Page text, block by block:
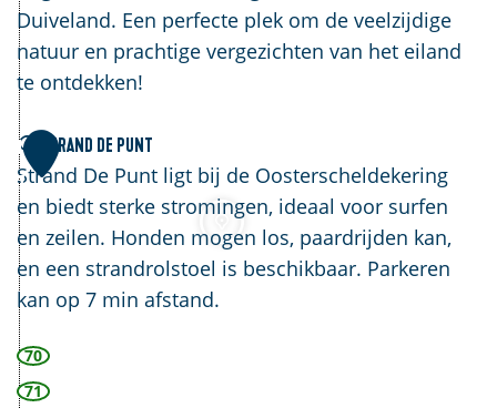
s
t
e
d
e
o
l
e
k
B
u
r
g
h
Duiveland. Een perfecte plek om de veelzijdige
natuur en prachtige vergezichten van het eiland
te ontdekken!
i
j
k
t
o
r
e
n
B
u
r
g
h
1
7
Strand De Punt
Strand De Punt ligt bij de Oosterscheldekering
en biedt sterke stromingen, ideaal voor surfen
en zeilen. Honden mogen los, paardrijden kan,
en een strandrolstoel is beschikbaar. Parkeren
kan op 7 min afstand.
S
t
r
a
n
d
D
e
P
70
71